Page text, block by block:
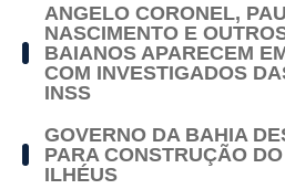
ANGELO CORONEL,
NASCIMENTO E
BAIANOS APARECEM
COM INVESTIGADOS
INSS
GOVERNO DA BAHIA
PARA CONSTRUÇÃO
ILHÉUS